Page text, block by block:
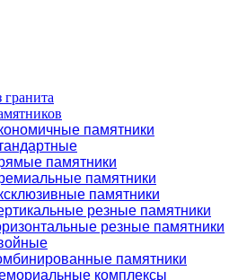
памятники
памятники
памятники
памятники
резные памятники
резные памятники
памятники
комплексы